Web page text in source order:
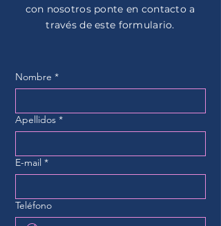
con nosotros ponte en contacto a
través de este formulario.
Nombre *
Apellidos *
E-mail *
Teléfono